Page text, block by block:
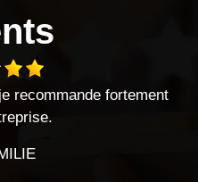
sérieuse travaux